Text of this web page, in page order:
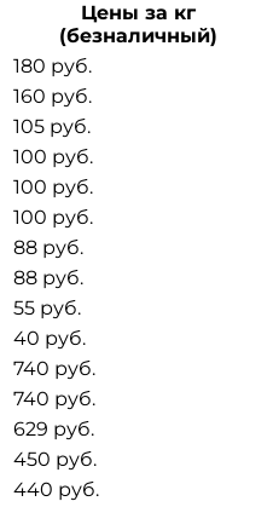
Цены за кг
(безналичный)
180 руб.
160 руб.
105 руб.
100 руб.
100 руб.
100 руб.
88 руб.
88 руб.
55 руб.
40 руб.
740 руб.
740 руб.
629 руб.
450 руб.
440 руб.